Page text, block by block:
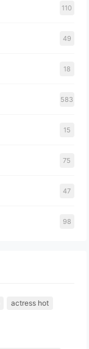
110
49
18
583
15
75
47
98
actress hot